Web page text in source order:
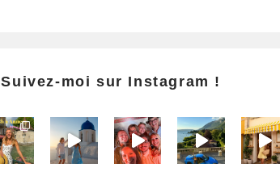
Suivez-moi sur Instagram !